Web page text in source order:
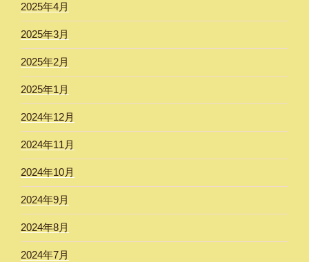
2025年4月
2025年3月
2025年2月
2025年1月
2024年12月
2024年11月
2024年10月
2024年9月
2024年8月
2024年7月